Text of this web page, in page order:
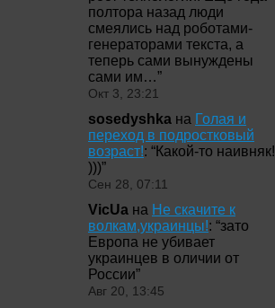
полтора назад люди
смеялись над роботами-
генераторами текста, а
теперь сами вынуждены
сами им…”
Окт 3, 23:21
sosedyshka на Голая и
переход в подростковый
возраст!: “Какой-то наивняк!
)))”
Сен 28, 07:11
VicUa на Не скачите к
волкам,украинцы!: “зато
Европа не убивает
украинцев в оличии от
России”
Авг 20, 13:45